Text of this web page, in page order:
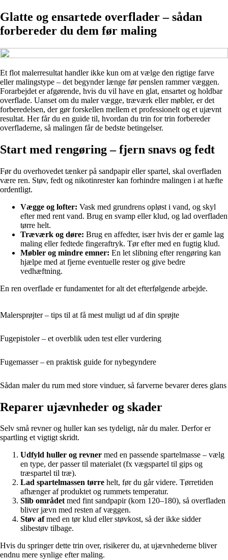
Glatte og ensartede overflader – sådan
forbereder du dem før maling
Et flot malerresultat handler ikke kun om at vælge den rigtige farve
eller malingstype – det begynder længe før penslen rammer væggen.
Forarbejdet er afgørende, hvis du vil have en glat, ensartet og holdbar
overflade. Uanset om du maler vægge, træværk eller møbler, er det
forberedelsen, der gør forskellen mellem et professionelt og et ujævnt
resultat. Her får du en guide til, hvordan du trin for trin forbereder
overfladerne, så malingen får de bedste betingelser.
Start med rengøring – fjern snavs og fedt
Før du overhovedet tænker på sandpapir eller spartel, skal overfladen
være ren. Støv, fedt og nikotinrester kan forhindre malingen i at hæfte
ordentligt.
Vægge og lofter: Vask med grundrens opløst i vand, og skyl
efter med rent vand. Brug en svamp eller klud, og lad overfladen
tørre helt.
Træværk og døre: Brug en affedter, især hvis der er gamle lag
maling eller fedtede fingeraftryk. Tør efter med en fugtig klud.
Møbler og mindre emner: En let slibning efter rengøring kan
hjælpe med at fjerne eventuelle rester og give bedre
vedhæftning.
En ren overflade er fundamentet for alt det efterfølgende arbejde.
Malersprøjter – tips til at få mest muligt ud af din sprøjte
Fugepistoler – et overblik uden test eller vurdering
Fugemasser – en praktisk guide for nybegyndere
Sådan maler du rum med store vinduer, så farverne bevarer deres glans
Reparer ujævnheder og skader
Selv små revner og huller kan ses tydeligt, når du maler. Derfor er
spartling et vigtigt skridt.
Udfyld huller og revner med en passende spartelmasse – vælg
en type, der passer til materialet (fx vægspartel til gips og
træspartel til træ).
Lad spartelmassen tørre helt, før du går videre. Tørretiden
afhænger af produktet og rummets temperatur.
Slib områdetmed fint sandpapir (korn 120–180), så overfladen
bliver jævn med resten af væggen.
Støv afmed en tør klud eller støvkost, så der ikke sidder
slibestøv tilbage.
Hvis du springer dette trin over, risikerer du, at ujævnhederne bliver
endnu mere synlige efter maling.